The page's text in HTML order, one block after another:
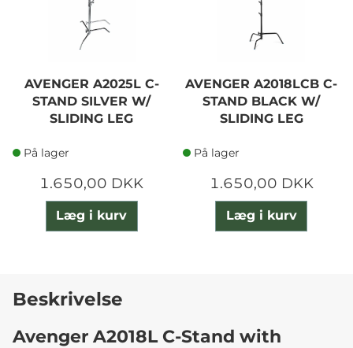
AVENGER A2025L C-
STAND SILVER W/
SLIDING LEG
På lager
1.650,00 DKK
Læg i kurv
AVENGER A2018LCB C-
STAND BLACK W/
SLIDING LEG
På lager
1.650,00 DKK
Læg i kurv
Beskrivelse
Avenger A2018L C-Stand with